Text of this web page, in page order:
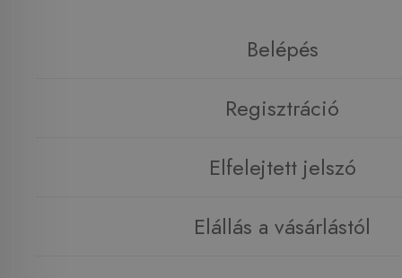
Belépés
Regisztráció
Elfelejtett jelszó
Elállás a vásárlástól